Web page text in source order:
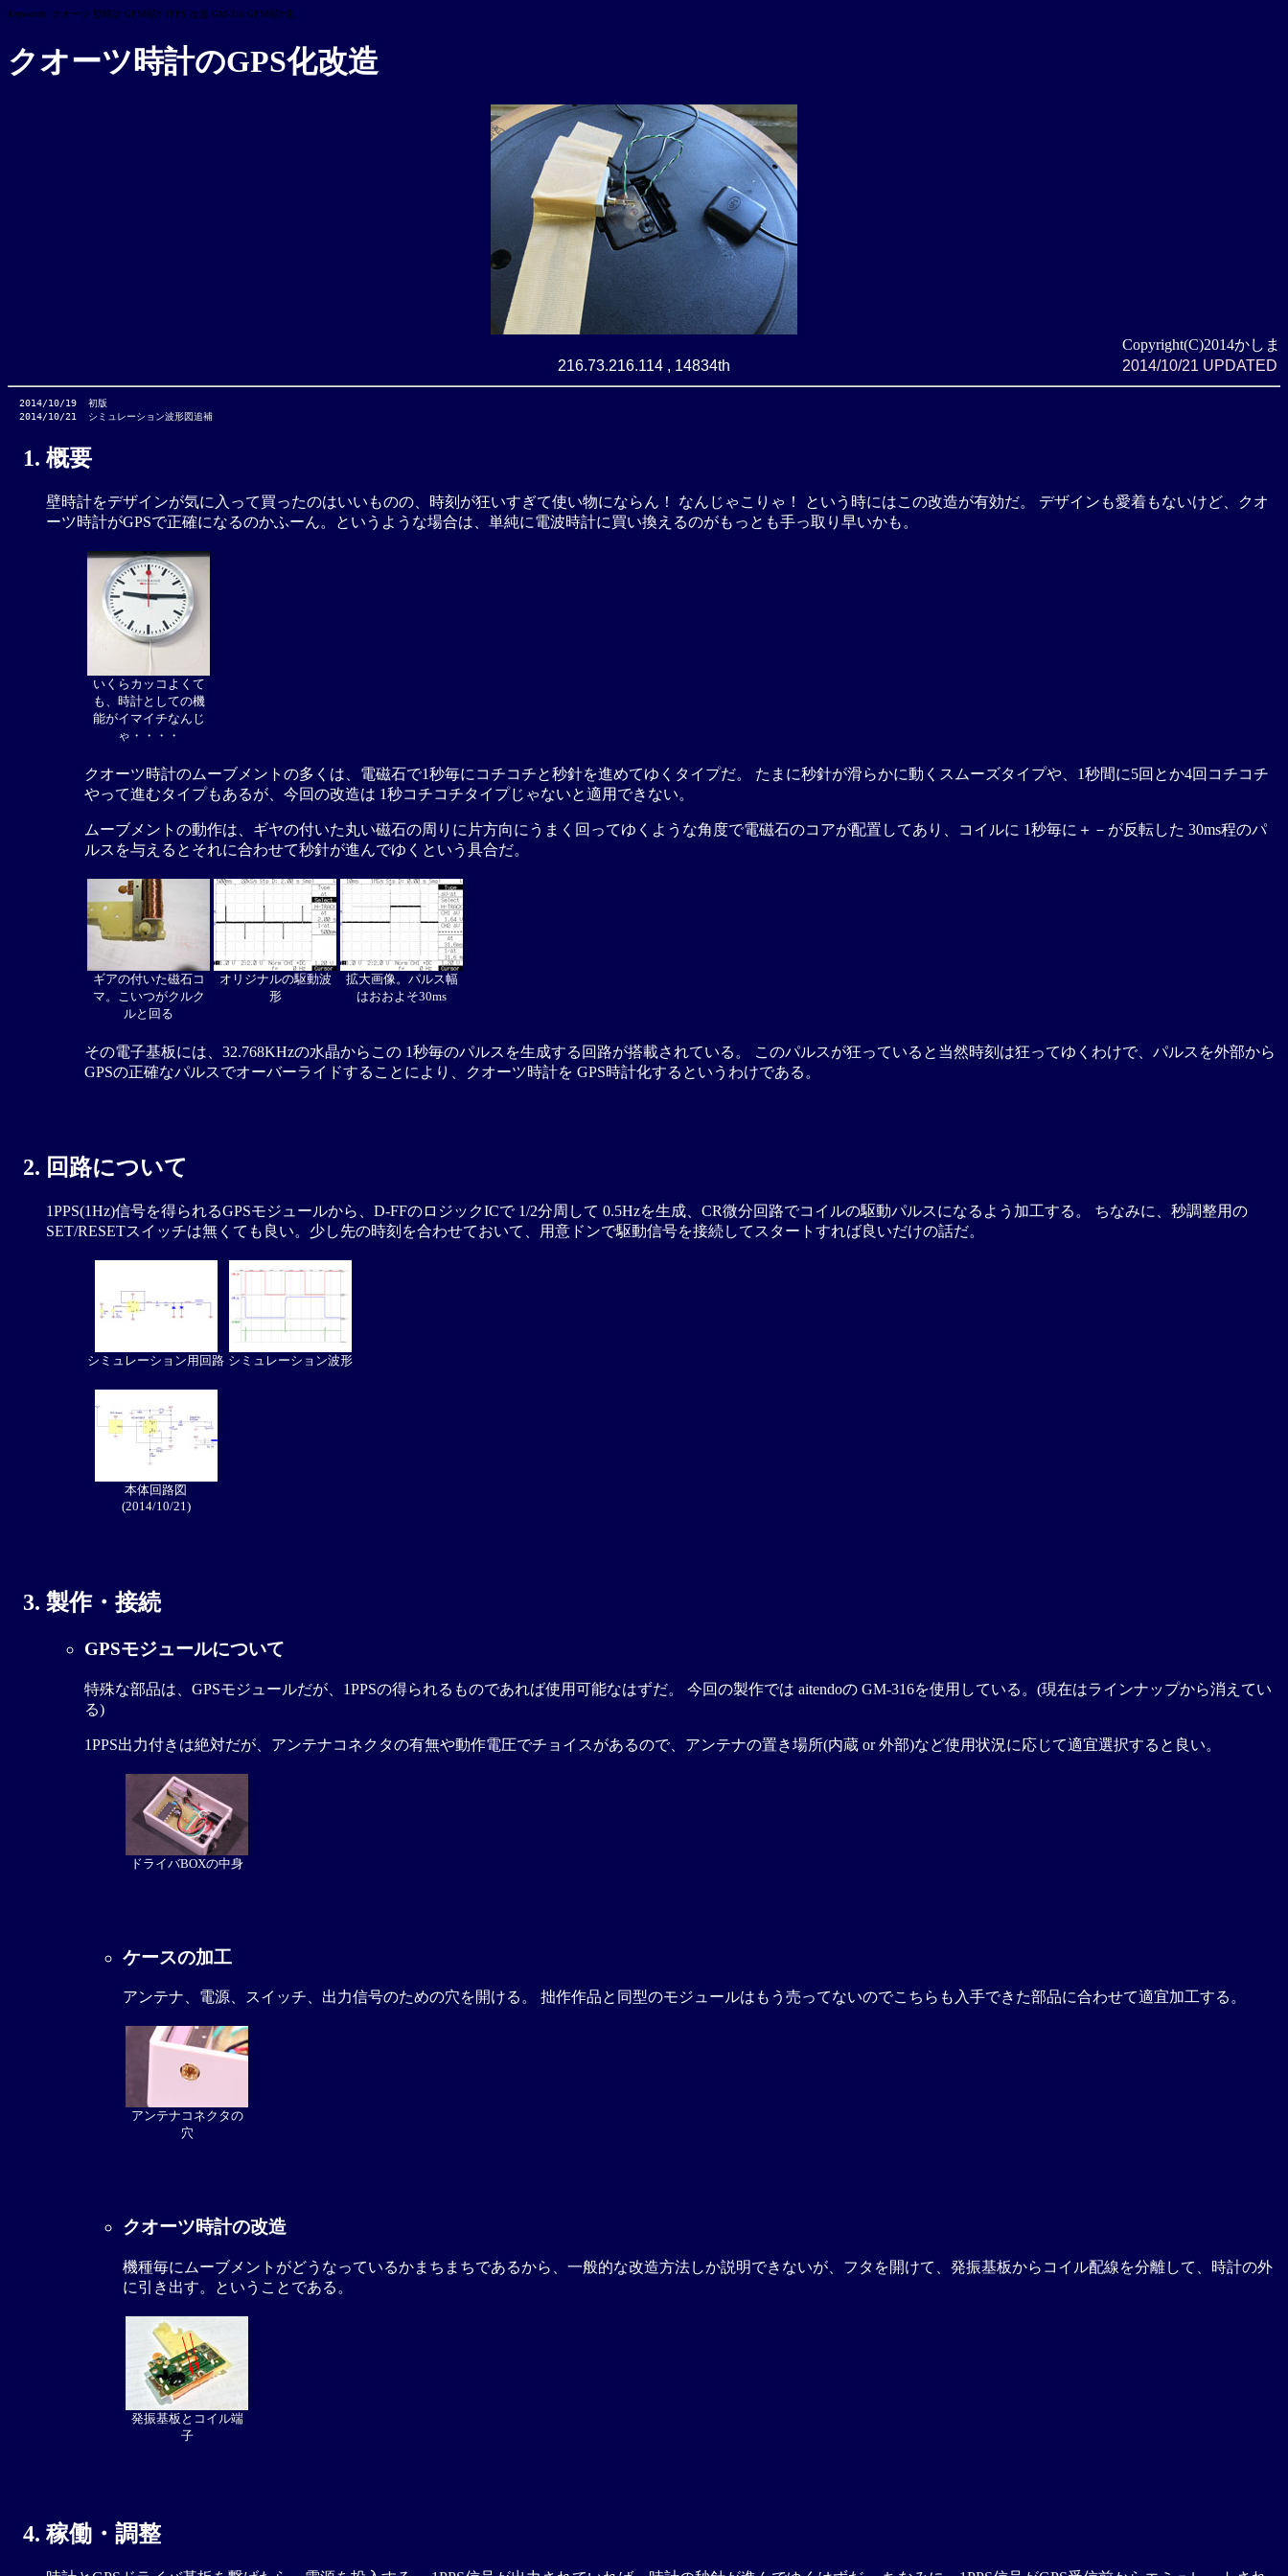
Keywords: クオーツ 壁時計 GPS時計 1PPS 改造 GM-316 GPS時計化
クオーツ時計のGPS化改造
Copyright(C)2014かしま
216.73.216.114 , 14834th
2014/10/21 UPDATED
  2014/10/19  初版
概要
壁時計をデザインが気に入って買ったのはいいものの、時刻が狂いすぎて使い物にならん！ なんじゃこりゃ！ という時にはこの改造が有効だ。 デザインも愛着もないけど、クオ
ーツ時計がGPSで正確になるのかふーん。というような場合は、単純に電波時計に買い換えるのがもっとも手っ取り早いかも。
いくらカッコよくて
も、時計としての機
能がイマイチなんじ
ゃ・・・・
クオーツ時計のムーブメントの多くは、電磁石で1秒毎にコチコチと秒針を進めてゆくタイプだ。 たまに秒針が滑らかに動くスムーズタイプや、1秒間に5回とか4回コチコチ
やって進むタイプもあるが、今回の改造は 1秒コチコチタイプじゃないと適用できない。
ムーブメントの動作は、ギヤの付いた丸い磁石の周りに片方向にうまく回ってゆくような角度で電磁石のコアが配置してあり、コイルに 1秒毎に＋－が反転した 30ms程のパ
ルスを与えるとそれに合わせて秒針が進んでゆくという具合だ。
ギアの付いた磁石コ
マ。こいつがクルク
ルと回る
オリジナルの駆動波
形
拡大画像。パルス幅
はおおよそ30ms
その電子基板には、32.768KHzの水晶からこの 1秒毎のパルスを生成する回路が搭載されている。 このパルスが狂っていると当然時刻は狂ってゆくわけで、パルスを外部から
GPSの正確なパルスでオーバーライドすることにより、クオーツ時計を GPS時計化するというわけである。
回路について
1PPS(1Hz)信号を得られるGPSモジュールから、D-FFのロジックICで 1/2分周して 0.5Hzを生成、CR微分回路でコイルの駆動パルスになるよう加工する。 ちなみに、秒調整用の
SET/RESETスイッチは無くても良い。少し先の時刻を合わせておいて、用意ドンで駆動信号を接続してスタートすれば良いだけの話だ。
シミュレーション用回路 シミュレーション波形
本体回路図
(2014/10/21)
製作・接続
GPSモジュールについて
特殊な部品は、GPSモジュールだが、1PPSの得られるものであれば使用可能なはずだ。 今回の製作では aitendoの GM-316を使用している。(現在はラインナップから消えてい
る)
1PPS出力付きは絶対だが、アンテナコネクタの有無や動作電圧でチョイスがあるので、アンテナの置き場所(内蔵 or 外部)など使用状況に応じて適宜選択すると良い。
ドライバBOXの中身
ケースの加工
アンテナ、電源、スイッチ、出力信号のための穴を開ける。 拙作作品と同型のモジュールはもう売ってないのでこちらも入手できた部品に合わせて適宜加工する。
アンテナコネクタの
穴
クオーツ時計の改造
機種毎にムーブメントがどうなっているかまちまちであるから、一般的な改造方法しか説明できないが、フタを開けて、発振基板からコイル配線を分離して、時計の外
に引き出す。ということである。
発振基板とコイル端
子
稼働・調整